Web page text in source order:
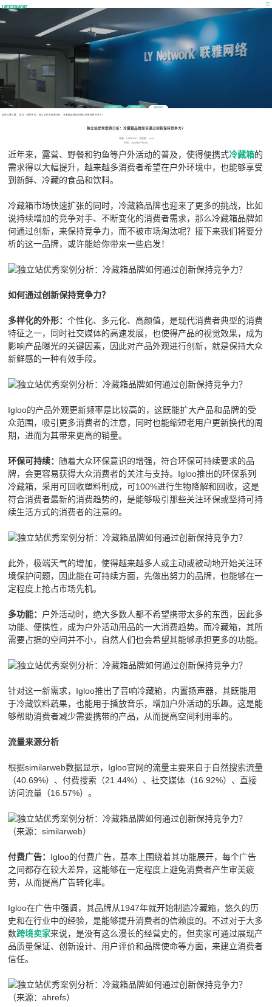
公司简介 联系我们 最新消息
当前位置位置： 首页 > 营销干货> 独立站优秀案例分析：冷藏箱品牌如何通过创新保持竞争力？
独立站优秀案例分析：冷藏箱品牌如何通过创新保持竞争力？
作者：UEESHOP 浏览数：1644
时间：2024年07月02日
近年来，露营、野餐和钓鱼等户外活动的普及，使得便携式冷藏箱的
需求得以大幅提升，越来越多消费者希望在户外环境中，也能够享受
到新鲜、冷藏的食品和饮料。
冷藏箱市场快速扩张的同时，冷藏箱品牌也迎来了更多的挑战，比如
说持续增加的竞争对手、不断变化的消费者需求，那么冷藏箱品牌如
何通过创新，来保持竞争力，而不被市场淘汰呢？接下来我们将要分
析的这一品牌，或许能给你带来一些启发！
如何通过创新保持竞争力？
多样化的外形：个性化、多元化、高颜值，是现代消费者典型的消费
特征之一，同时社交媒体的高速发展，也使得产品的视觉效果，成为
影响产品曝光的关键因素，因此对产品外观进行创新，就是保持大众
新鲜感的一种有效手段。
Igloo的产品外观更新频率是比较高的，这既能扩大产品和品牌的受
众范围，吸引更多消费者的注意，同时也能缩短老用户更新换代的周
期，进而为其带来更高的销量。
环保可持续：
随着大众环保意识的增强，符合环保可持续要求的品
牌，会更容易获得大众消费者的关注与支持。Igloo推出的环保系列
冷藏箱，采用可回收塑料制成，可100%进行生物降解和回收，这是
符合消费者最新的消费趋势的，是能够吸引那些关注环保或坚持可持
续生活方式的消费者的注意的。
此外，极端天气的增加，使得越来越多人或主动或被动地开始关注环
境保护问题，因此能在可持续方面，先做出努力的品牌，也能够在一
定程度上抢占市场先机。
多功能： 户外活动时，绝大多数人都不希望携带太多的东西，因此多
功能、便携性，成为户外活动用品的一大消费趋势。而冷藏箱，其所
需要占据的空间并不小，自然人们也会希望其能够承担更多的功能。
针对这一新需求，Igloo推出了音响冷藏箱，内置扬声器，其既能用
于冷藏饮料蔬果，也能用于播放音乐，增加户外活动的乐趣。这是能
够帮助消费者减少需要携带的产品，从而提高空间利用率的。
流量来源分析
根据similarweb数据显示，Igloo官网的流量主要来自于自然搜索流量
（40.69%）、付费搜索（21.44%）、社交媒体（16.92%）、直接
访问流量（16.57%）。
（来源：similarweb）
付费广告： Igloo的付费广告，基本上围绕着其功能展开，每个广告
之间都存在较大差异，这能够在一定程度上避免消费者产生审美疲
劳，从而提高广告转化率。
Igloo在广告中强调，其品牌从1947年就开始制造冷藏箱，悠久的历
史和在行业中的经验，是能够提升消费者的信赖度的。不过对于大多
数跨境卖家来说，是没有这么漫长的经营史的，但卖家可通过展现产
品质量保证、创新设计、用户评价和品牌使命等方面，来建立消费者
信任。
（来源：ahrefs）